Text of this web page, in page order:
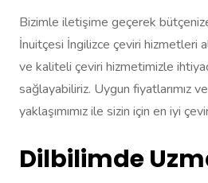
Bizimle iletişime geçerek
İnuitçesi İngilizce çeviri hizmetleri
ve kaliteli çeviri hizmetimizle
sağlayabiliriz. Uygun fiyatlarımız
yaklaşımımız ile sizin için en iyi
Dilbilimde